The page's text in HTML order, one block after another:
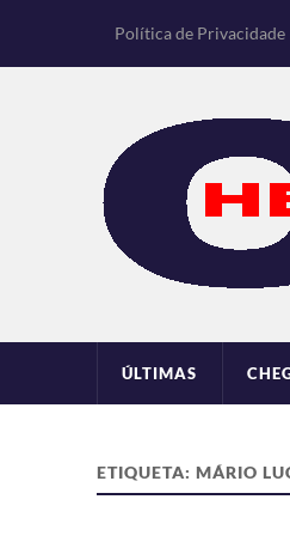
Política de Privacidade
ÚLTIMAS
ETIQUETA: MÁRIO